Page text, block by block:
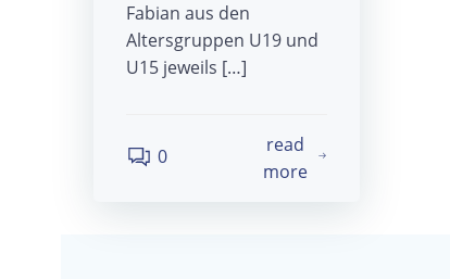
Fabian aus den
Altersgruppen U19 und
U15 jeweils […]
0
read
more